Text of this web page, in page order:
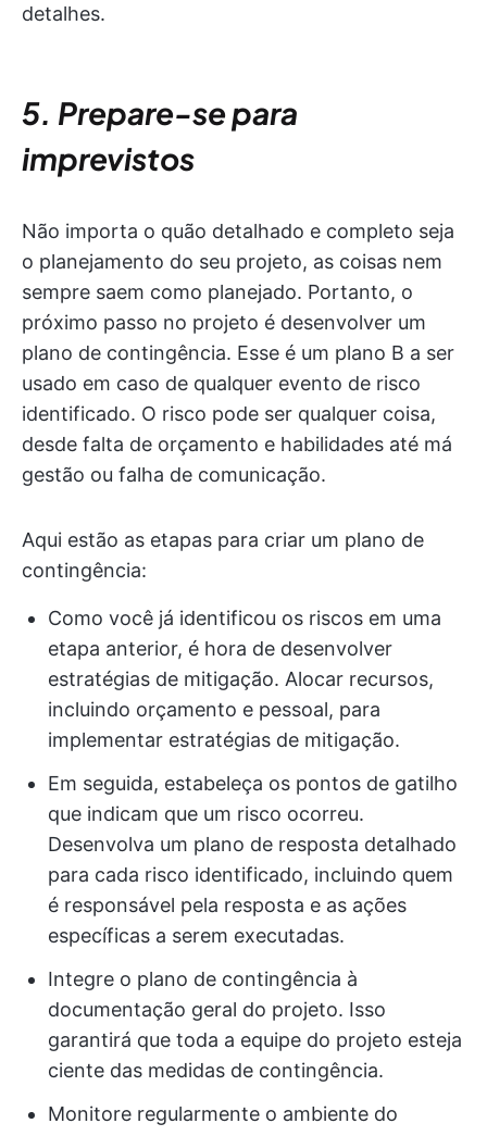
detalhes.
5. Prepare-se para
imprevistos
Não importa o quão detalhado e completo seja
o planejamento do seu projeto, as coisas nem
sempre saem como planejado. Portanto, o
próximo passo no projeto é desenvolver um
plano de contingência. Esse é um plano B a ser
usado em caso de qualquer evento de risco
identificado. O risco pode ser qualquer coisa,
desde falta de orçamento e habilidades até má
gestão ou falha de comunicação.
Aqui estão as etapas para criar um plano de
contingência:
Como você já identificou os riscos em uma
etapa anterior, é hora de desenvolver
estratégias de mitigação. Alocar recursos,
incluindo orçamento e pessoal, para
implementar estratégias de mitigação.
Em seguida, estabeleça os pontos de gatilho
que indicam que um risco ocorreu.
Desenvolva um plano de resposta detalhado
para cada risco identificado, incluindo quem
é responsável pela resposta e as ações
específicas a serem executadas.
Integre o plano de contingência à
documentação geral do projeto. Isso
garantirá que toda a equipe do projeto esteja
ciente das medidas de contingência.
Monitore regularmente o ambiente do